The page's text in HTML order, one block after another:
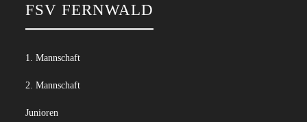
FSV FERNWALD
1. Mannschaft
2. Mannschaft
Junioren